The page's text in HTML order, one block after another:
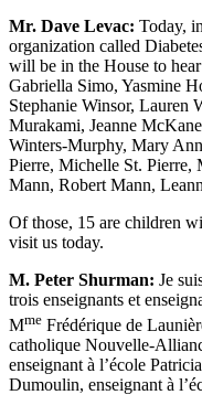
Mr. Dave Levac: Today,
organization called
will be in the House to
Gabriella Simo, Yasmine
Stephanie Winsor, Lauren
Murakami, Jeanne
Winters-Murphy, Mary
Pierre, Michelle St.
Mann, Robert Mann,
Of those, 15 are children
visit us today.
M. Peter Shurman: Je
trois enseignants et
Mme Frédérique de
catholique Nouvelle-
enseignant à l’école
Dumoulin, enseignant à